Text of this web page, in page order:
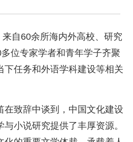
自60余所海内外高校、研究
位专家学者和青年学子齐聚
下任务和外语学科建设等相关
在致辞中谈到，中国文化建设
小说研究提供了丰厚资源。